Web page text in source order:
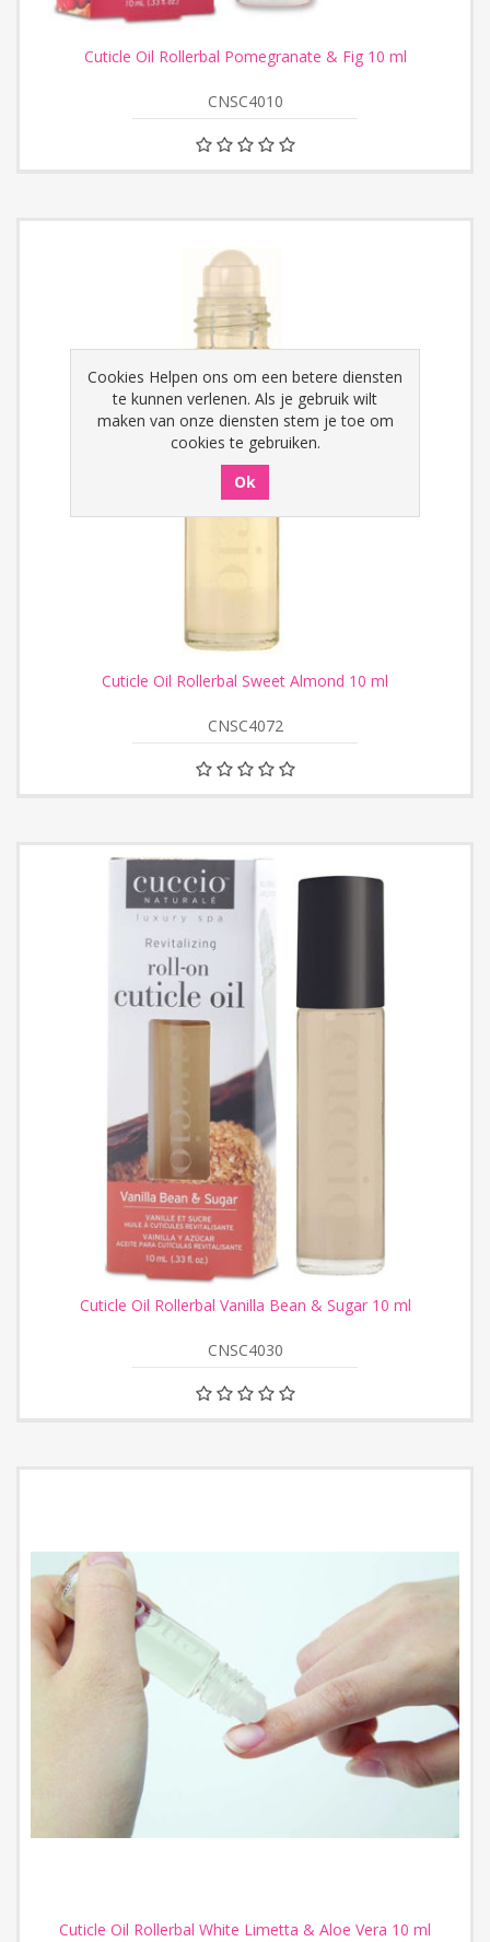
Cuticle Oil Rollerbal Pomegranate & Fig 10 ml
CNSC4010
Cuticle Oil Rollerbal Sweet Almond 10 ml
CNSC4072
Cuticle Oil Rollerbal Vanilla Bean & Sugar 10 ml
CNSC4030
Cuticle Oil Rollerbal White Limetta & Aloe Vera 10 ml
Cookies Helpen ons om een betere diensten
te kunnen verlenen. Als je gebruik wilt
maken van onze diensten stem je toe om
cookies te gebruiken.